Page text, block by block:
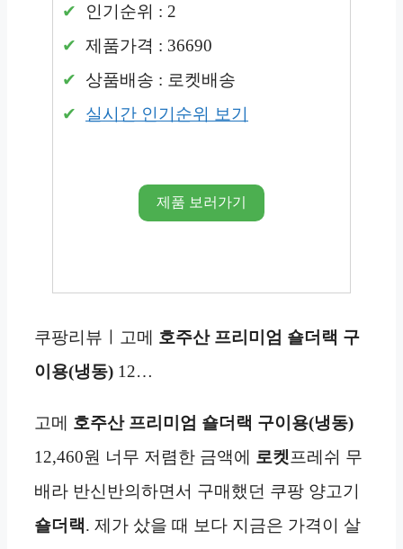
인기순위 : 2
제품가격 : 36690
상품배송 : 로켓배송
실시간 인기순위 보기
제품 보러가기
쿠팡리뷰ㅣ고메 호주산 프리미엄 숄더랙 구
이용(냉동) 12…
고메 호주산 프리미엄 숄더랙 구이용(냉동)
12,460원 너무 저렴한 금액에 로켓프레쉬 무
배라 반신반의하면서 구매했던 쿠팡 양고기
숄더랙. 제가 샀을 때 보다 지금은 가격이 살